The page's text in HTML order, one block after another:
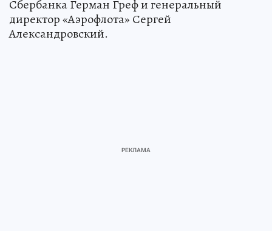
Сбербанка Герман Греф и генеральный
директор «Аэрофлота» Сергей
Александровский.